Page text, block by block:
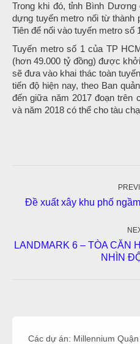
Trong khi đó, tỉnh Bình
dựng tuyến metro nối từ
Tiên để nối vào tuyến metro số
Tuyến metro số 1 của TP
(hơn 49.000 tỷ đồng) được
sẽ đưa vào khai thác toàn
tiến độ hiện nay, theo Ban
đến giữa năm 2017 đoạn trên
và năm 2018 có thể cho tàu
Đề xuất xây khu phố
LANDMARK 6 – TÒA CĂN
NHÌN
Các dự án: Millennium